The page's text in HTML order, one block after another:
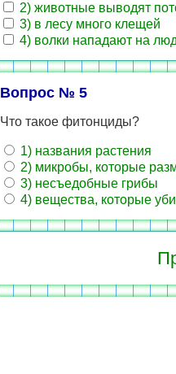
2) животные выводят
3) в лесу много клещей
4) волки нападают на
Вопрос № 5
Что такое фитонциды?
1) названия растения
2) микробы, которые
3) несъедобные грибы
4) вещества, которые